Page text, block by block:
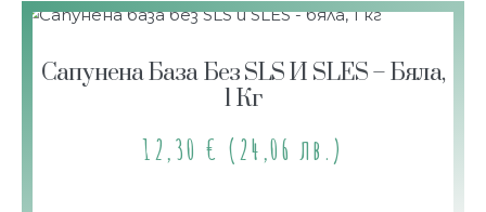
Сапунена База Без SLS И SLES – Бяла,
1 Кг
12,30 € (24,06 лв.)